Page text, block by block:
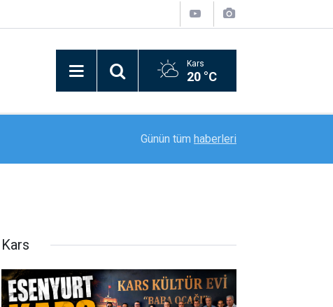
Kars
20 °C
Kars’ta bayrak gururu: Türk bayrağı köyün
Günün tüm haberleri
Kars